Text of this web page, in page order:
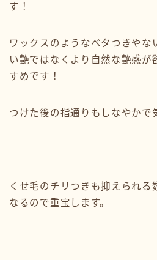
す！
ワックスのようなベタつきやな
い艶ではなくより自然な艶感が
すめです！
つけた後の指通りもしなやかで
くせ毛のチリつきも抑えられる
なるので重宝します。